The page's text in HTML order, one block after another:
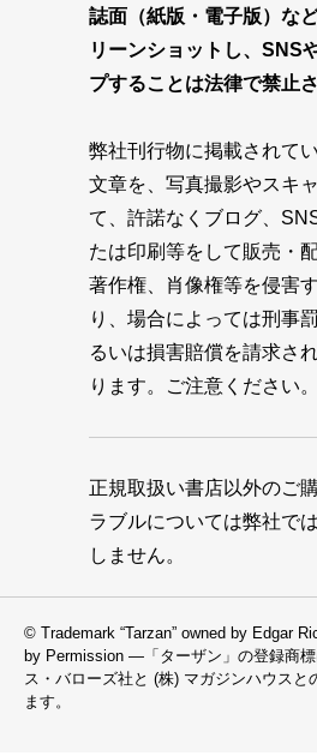
誌面（紙版・電子版）な
リーンショットし、SNS
プすることは法律で禁止
弊社刊行物に掲載されて
文章を、写真撮影やスキ
て、許諾なくブログ、
たは印刷等をして販売・
著作権、肖像権等を侵害
り、場合によっては刑事
るいは損害賠償を請求さ
ります。ご注意ください。
正規取扱い書店以外のご
ラブルについては弊社で
しません。
© Trademark “Tarzan” owned by Edgar
by Permission —「ターザン」の登録商
ス・バローズ社と (株) マガジンハウスと
ます。